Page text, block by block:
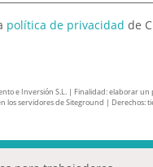
política de privacidad de
e Inversión S.L. | Finalidad: elaborar
los servidores de Siteground | Derechos: